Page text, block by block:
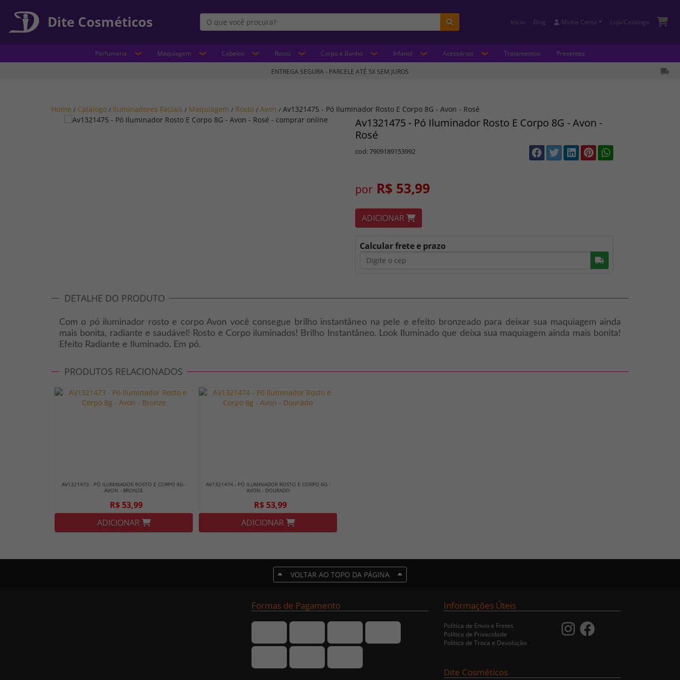
Dite Cosméticos Início Blog Minha Conta Loja/Catálogo
Perfumaria Maquiagem Cabelos Rosto Corpo e Banho Infantil Acessórios Tratamentos Presentes
ENTREGA SEGURA - PARCELE ATÉ 5X SEM JUROS
Home / Catálogo / Iluminadores Faciais / Maquiagem / Rosto / Avon / Av1321475 - Pó Iluminador Rosto E Corpo 8G - Avon - Rosé
Av1321475 - Pó Iluminador Rosto E Corpo 8G - Avon -
Rosé
cod: 7909189153992
por R$ 53,99
ADICIONAR
Calcular frete e prazo
Buscar
DETALHE DO PRODUTO
Com o pó iluminador rosto e corpo Avon você consegue brilho instantâneo na pele e efeito bronzeado para deixar sua maquiagem ainda
mais bonita, radiante e saudável! Rosto e Corpo iluminados! Brilho Instantâneo. Look Iluminado que deixa sua maquiagem ainda mais bonita!
Efeito Radiante e Iluminado. Em pó.
PRODUTOS RELACIONADOS
AV1321473 - PÓ ILUMINADOR ROSTO E CORPO 8G -
AVON - BRONZE
R$ 53,99
ADICIONAR
AV1321474 - PÓ ILUMINADOR ROSTO E CORPO 8G -
AVON - DOURADO
R$ 53,99
ADICIONAR
VOLTAR AO TOPO DA PÁGINA
Formas de Pagamento Informações Úteis
Política de Envio e Fretes
Política de Privacidade
Política de Troca e Devolução
Dite Cosméticos